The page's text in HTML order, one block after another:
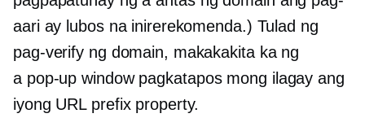
aari ay lubos na inirerekomenda.) Tulad ng
pag-verify ng domain, makakakita ka ng
a pop-up window pagkatapos mong ilagay ang
iyong URL prefix property.